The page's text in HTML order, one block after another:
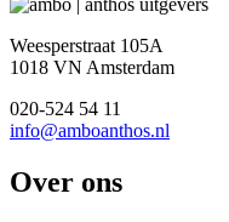
Weesperstraat 105A
1018 VN Amsterdam
020-524 54 11
info@amboanthos.nl
Over ons